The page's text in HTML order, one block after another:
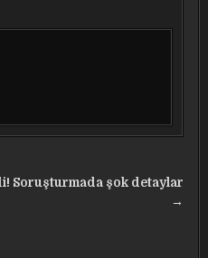
Soruşturmada şok detaylar
→